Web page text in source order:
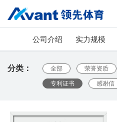
公司介绍 实力规模
分类： 全部 荣誉资质
专利证书 感谢信